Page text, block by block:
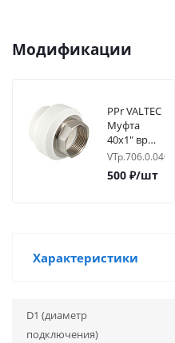
Модификации
PPr VALTEC
Муфта
40х1" вр
под ключ
VTp.706.0.04006
500 ₽/шт
Характеристики
D1 (диаметр
подключения)